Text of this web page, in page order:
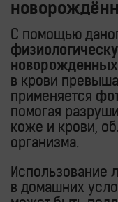
С помощью
новорожденных
в крови
применяется
помогая
коже и крови,
организма.
Использование
в домашних